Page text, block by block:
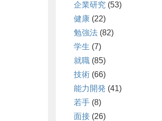
企業研究 (53)
健康 (22)
勉強法 (82)
学生 (7)
就職 (85)
技術 (66)
能力開発 (41)
若手 (8)
面接 (26)